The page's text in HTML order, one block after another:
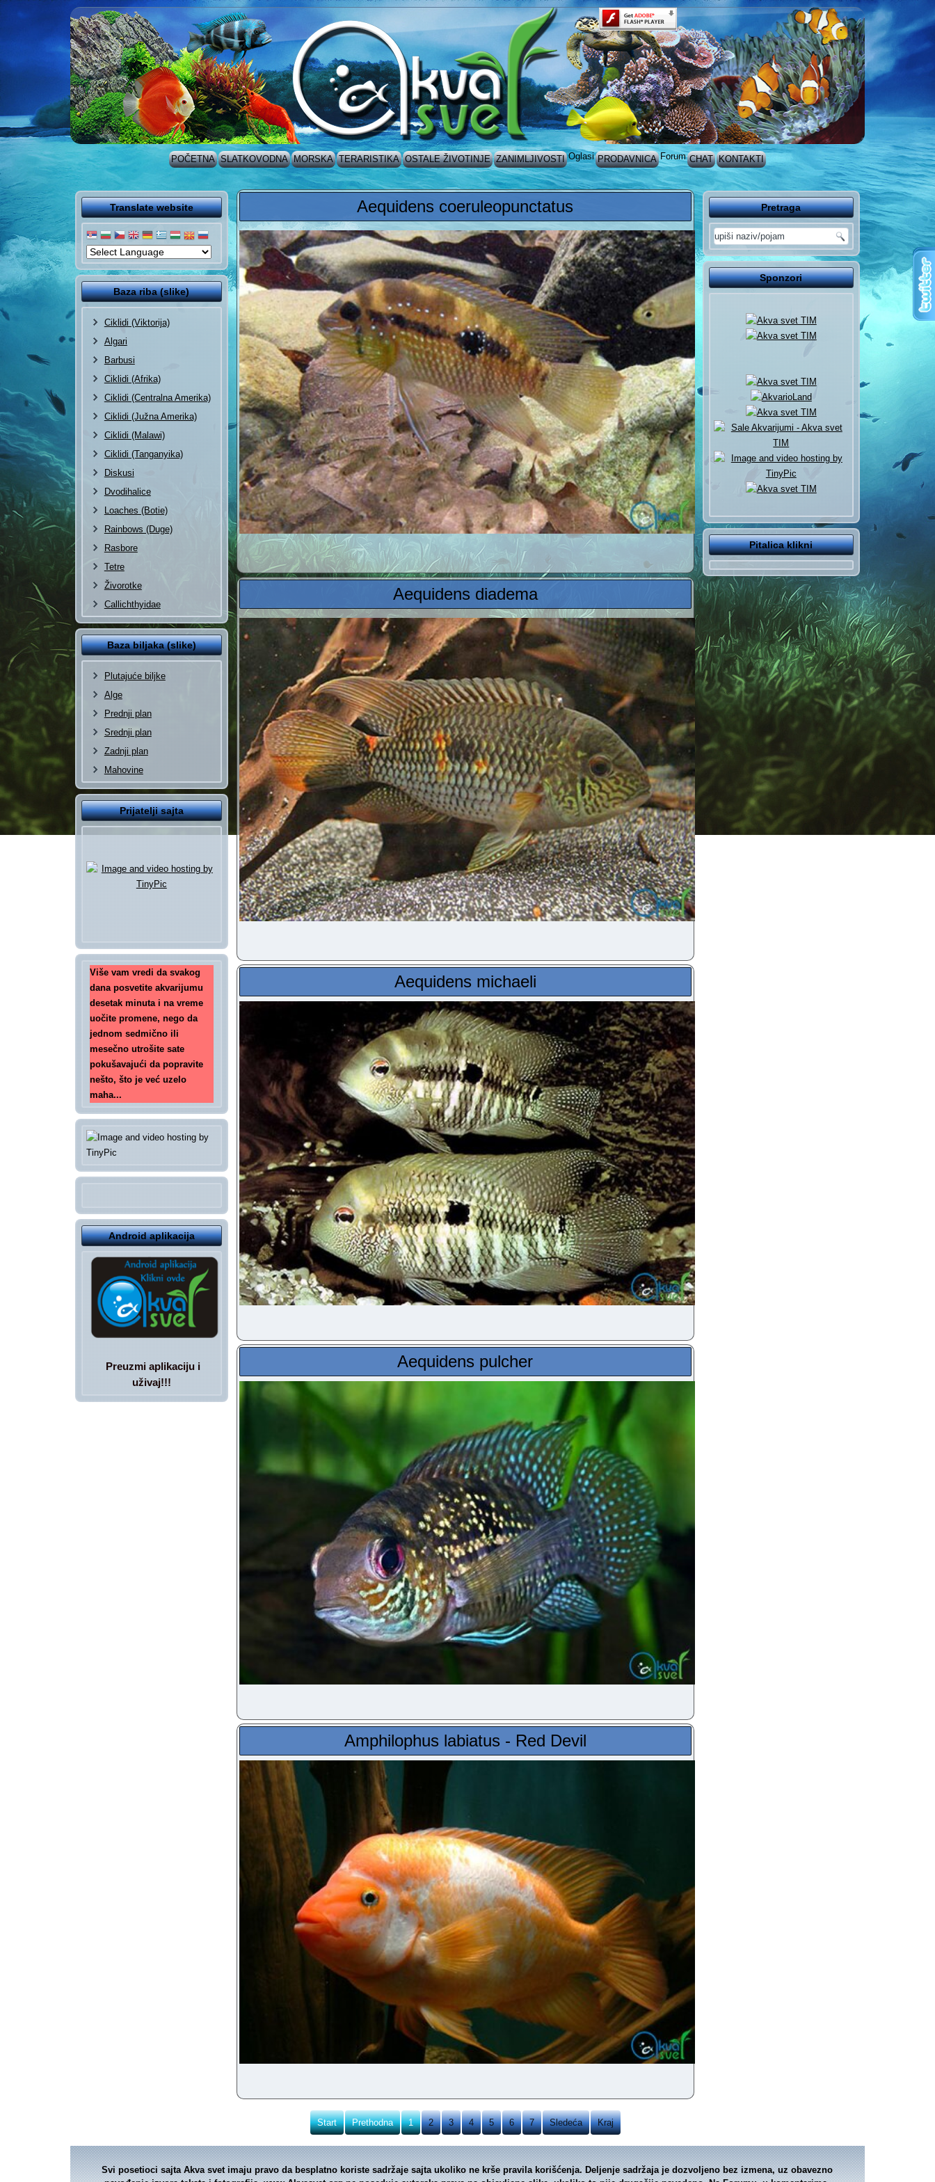
POČETNA SLATKOVODNA MORSKA TERARISTIKA OSTALE ŽIVOTINJE ZANIMLJIVOSTI Oglasi PRODAVNICA Forum CHAT KONTAKTI
Translate website
Baza riba (slike)
Ciklidi (Viktorija)
Algari
Barbusi
Ciklidi (Afrika)
Ciklidi (Centralna Amerika)
Ciklidi (Južna Amerika)
Ciklidi (Malawi)
Ciklidi (Tanganyika)
Diskusi
Dvodihalice
Loaches (Botie)
Rainbows (Duge)
Rasbore
Tetre
Živorotke
Callichthyidae
Baza biljaka (slike)
Plutajuće biljke
Alge
Prednji plan
Srednji plan
Zadnji plan
Mahovine
Prijatelji sajta
Više vam vredi da svakog
dana posvetite akvarijumu
desetak minuta i na vreme
uočite promene, nego da
jednom sedmično ili
mesečno utrošite sate
pokušavajući da popravite
nešto, što je već uzelo
maha...
Android aplikacija
Preuzmi aplikaciju i
uživaj!!!
Aequidens coeruleopunctatus
Aequidens diadema
Aequidens michaeli
Aequidens pulcher
Amphilophus labiatus - Red Devil
Start Prethodna 1 2 3 4 5 6 7 Sledeća Kraj
Pretraga
Sponzori
Pitalica klikni
Svi posetioci sajta Akva svet imaju pravo da besplatno koriste sadržaje sajta ukoliko ne krše pravila korišćenja. Deljenje sadržaja je dozvoljeno bez izmena, uz obavezno